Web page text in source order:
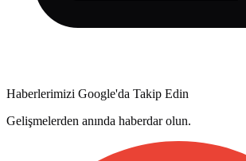
Haberlerimizi Google'da Takip Edin
Gelişmelerden anında haberdar olun.